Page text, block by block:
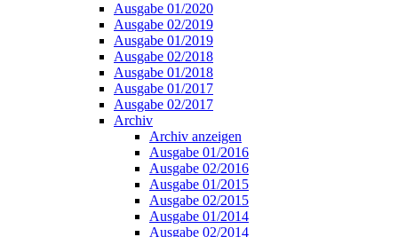
Ausgabe 01/2020
Ausgabe 02/2019
Ausgabe 01/2019
Ausgabe 02/2018
Ausgabe 01/2018
Ausgabe 01/2017
Ausgabe 02/2017
Archiv
Archiv anzeigen
Ausgabe 01/2016
Ausgabe 02/2016
Ausgabe 01/2015
Ausgabe 02/2015
Ausgabe 01/2014
Ausgabe 02/2014